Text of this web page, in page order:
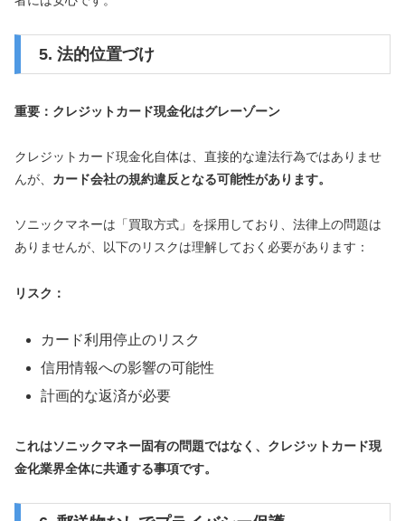
5. 法的位置づけ
重要：クレジットカード現金化はグレーゾーン
クレジットカード現金化自体は、直接的な違法行為ではありませ
んが、 カード会社の規約違反となる可能性があります。
ソニックマネーは「買取方式」を採用しており、法律上の問題は
ありませんが、以下のリスクは理解しておく必要があります：
リスク：
カード利用停止のリスク
信用情報への影響の可能性
計画的な返済が必要
これはソニックマネー固有の問題ではなく、クレジットカード現
金化業界全体に共通する事項です。